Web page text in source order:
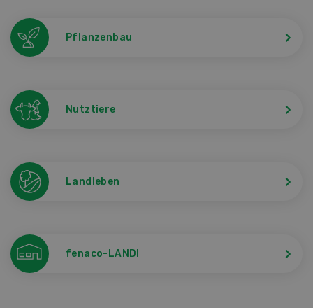
Pflanzenbau
Nutztiere
Landleben
fenaco-LANDI